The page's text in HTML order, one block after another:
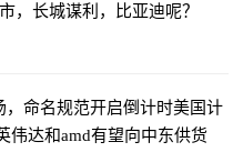
，长城谋利，比亚迪呢？
，命名规范开启倒计时美国计
达和amd有望向中东供货